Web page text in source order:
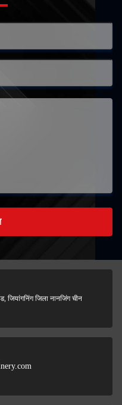
जियांगनिंग जिला नानजिंग चीन